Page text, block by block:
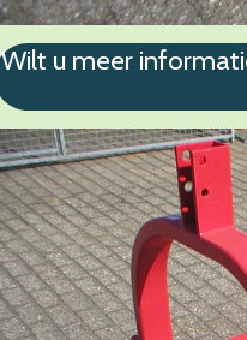
Wilt u meer